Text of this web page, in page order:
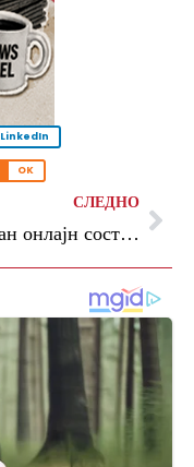
LinkedIn
OK
СЛЕДНО
Oдржан онлајн состанок со претставници на Европската комисија за Реформската агенда и Планот за раст